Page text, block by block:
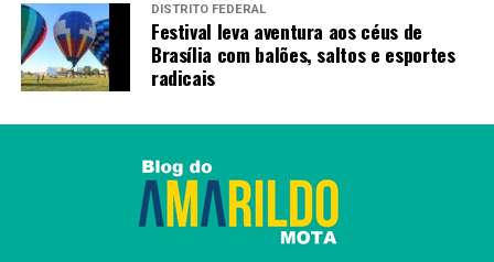
DISTRITO FEDERAL
Festival leva aventura aos céus de
Brasília com balões, saltos e esportes
radicais